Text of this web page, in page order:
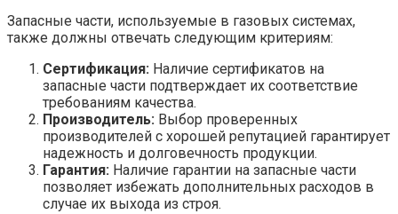
Запасные части, используемые в газовых системах,
также должны отвечать следующим критериям:
Сертификация: Наличие сертификатов на
запасные части подтверждает их соответствие
требованиям качества.
Производитель: Выбор проверенных
производителей с хорошей репутацией гарантирует
надежность и долговечность продукции.
Гарантия: Наличие гарантии на запасные части
позволяет избежать дополнительных расходов в
случае их выхода из строя.